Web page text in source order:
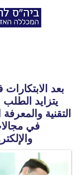
بعد
يتزايد
التقنية
في